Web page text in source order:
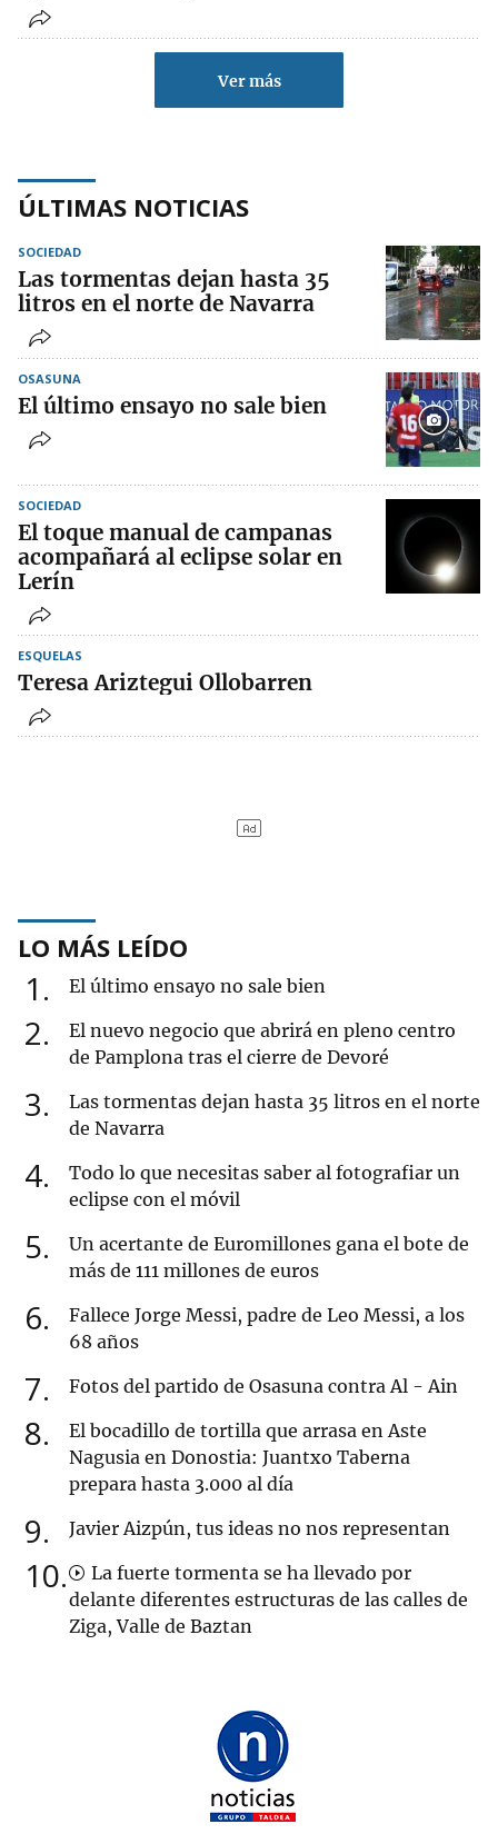
Ver más
ÚLTIMAS NOTICIAS
SOCIEDAD
Las tormentas dejan hasta 35
litros en el norte de Navarra
OSASUNA
El último ensayo no sale bien
SOCIEDAD
El toque manual de campanas
acompañará al eclipse solar en
Lerín
ESQUELAS
Teresa Ariztegui Ollobarren
LO MÁS LEÍDO
1 El último ensayo no sale bien
2
El nuevo negocio que abrirá en pleno centro
de Pamplona tras el cierre de Devoré
3
Las tormentas dejan hasta 35 litros en el norte
de Navarra
4
Todo lo que necesitas saber al fotografiar un
eclipse con el móvil
5
Un acertante de Euromillones gana el bote de
más de 111 millones de euros
6
Fallece Jorge Messi, padre de Leo Messi, a los
68 años
7 Fotos del partido de Osasuna contra Al - Ain
8
El bocadillo de tortilla que arrasa en Aste
Nagusia en Donostia: Juantxo Taberna
prepara hasta 3.000 al día
9 Javier Aizpún, tus ideas no nos representan
10
La fuerte tormenta se ha llevado por
delante diferentes estructuras de las calles de
Ziga, Valle de Baztan